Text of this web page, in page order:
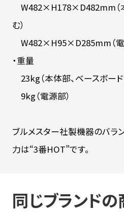
W482×H178×D482mm（
む）
W482×H95×D285mm（電
・重量
23kg（本体部、ベースボード
9kg（電源部）
ブルメスター社製機器のバラ
力は“3番HOT”です。
同じブランド